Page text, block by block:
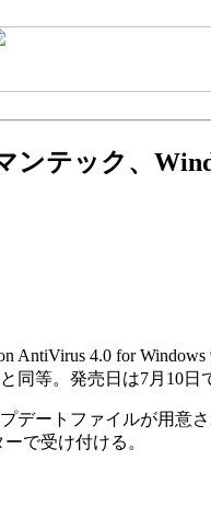
ンテック、
AntiVirus 4.0 for
等。発売日は7月10日
デートファイルが用意
で受け付ける。